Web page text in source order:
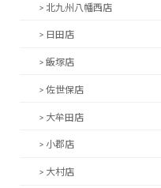
> 北九州八幡西店
> 日田店
> 飯塚店
> 佐世保店
> 大牟田店
> 小郡店
> 大村店